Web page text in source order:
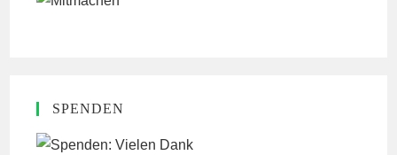
SPENDEN